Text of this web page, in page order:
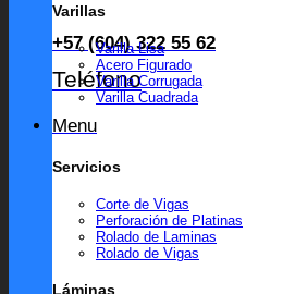
+57 (604) 322 55 62
Teléfono
Menu
Varillas
Varilla Lisa
Acero Figurado
Varilla Corrugada
Varilla Cuadrada
Servicios
Corte de Vigas
Perforación de Platinas
Rolado de Laminas
Rolado de Vigas
Láminas